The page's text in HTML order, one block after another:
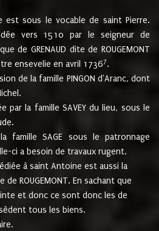
est sous le vocable de saint Pierre.
vers 1510 par le seigneur de
de GRENAUD dite de ROUGEMONT
ensevelie en avril 17367.
de la famille PINGON d'Aranc, dont
par la famille SAVEY du lieu, sous le
famille SAGE sous le patronnage
ci a besoin de travaux rugent.
à saint Antoine est aussi la
ROUGEMONT. En sachant que
et donc ce sont donc les de
tous les biens.